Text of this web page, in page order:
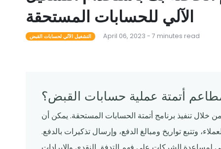
ندوات عبر الإنترنت
تساعدك البرامج التعليمية المجانية عبر الإنترنت التي
يقودها الخبراء على المضي قدمًا والبقاء على اطلاع.
القوالب
الآلي للحسابات المستحقة
التشغيل الآلي لحسابات القبض April 06, 2023 - 7 minutes read
أتمتة عملية حسابات القبض؟
تنفيذ برنامج أتمتة الحسابات المستحقة. يمكن أن
وتتبع تواريخ ومبالغ الدفع، وإرسال تذكيرات بالدفع.